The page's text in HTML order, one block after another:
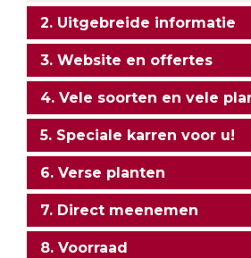
2. Uitgebreide informatie
3. Website en offertes
4. Vele soorten en vele
5. Speciale karren voor u!
6. Verse planten
7. Direct meenemen
8. Voorraad